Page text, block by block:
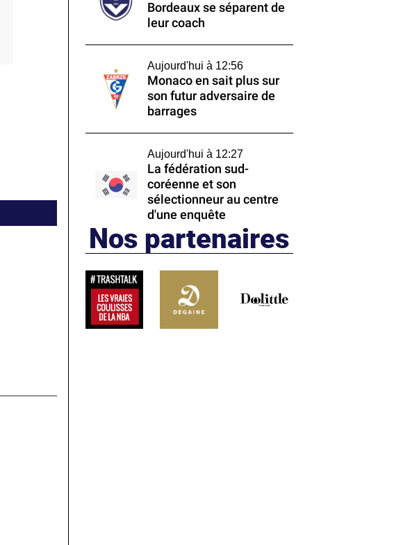
Bordeaux se séparent de
leur coach
Aujourd'hui à 12:56
Monaco en sait plus sur
son futur adversaire de
barrages
Aujourd'hui à 12:27
La fédération sud-
coréenne et son
sélectionneur au centre
d'une enquête
Nos partenaires